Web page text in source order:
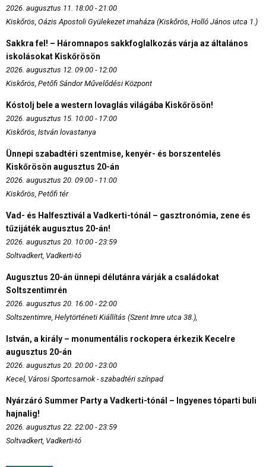
2026. augusztus 11. 18:00 - 21:00
Kiskőrös, Oázis Apostoli Gyülekezet imaháza (Kiskőrös, Holló János utca 1.)
Sakkra fel! – Háromnapos sakkfoglalkozás várja az általános
iskolásokat Kiskőrösön
2026. augusztus 12. 09:00 - 12:00
Kiskőrös, Petőfi Sándor Művelődési Központ
Kóstolj bele a western lovaglás világába Kiskőrösön!
2026. augusztus 15. 10:00 - 17:00
Kiskőrös, István lovastanya
Ünnepi szabadtéri szentmise, kenyér- és borszentelés
Kiskőrösön augusztus 20-án
2026. augusztus 20. 09:00 - 11:00
Kiskőrös, Petőfi tér
Vad- és Halfesztivál a Vadkerti-tónál – gasztronómia, zene és
tűzijáték augusztus 20-án!
2026. augusztus 20. 10:00 - 23:59
Soltvadkert, Vadkerti-tó
Augusztus 20-án ünnepi délutánra várják a családokat
Soltszentimrén
2026. augusztus 20. 16:00 - 22:00
Soltszentimre, Helytörténeti Kiállítás (Szent Imre utca 38.),
István, a király – monumentális rockopera érkezik Kecelre
augusztus 20-án
2026. augusztus 20. 20:00 - 23:00
Kecel, Városi Sportcsarnok - szabadtéri színpad
Nyárzáró Summer Party a Vadkerti-tónál – Ingyenes tóparti buli
hajnalig!
2026. augusztus 22. 22:00 - 23:59
Soltvadkert, Vadkerti-tó